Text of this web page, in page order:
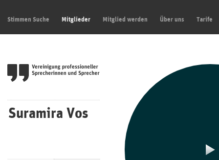
Stimmen Suche Mitglieder Mitglied werden Über uns Tarife
Suramira Vos